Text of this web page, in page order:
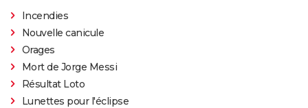
Incendies
Nouvelle canicule
Orages
Mort de Jorge Messi
Résultat Loto
Lunettes pour l'éclipse